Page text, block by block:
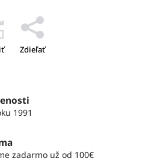
Zdieľať
1991
zadarmo už od 100€